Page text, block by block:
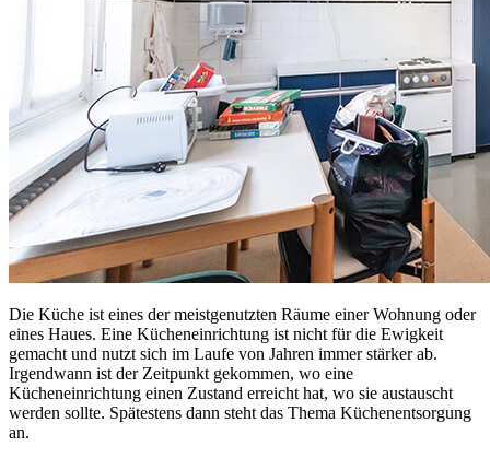
Die Küche ist eines der meistgenutzten Räume einer Wohnung oder
eines Haues. Eine Kücheneinrichtung ist nicht für die Ewigkeit
gemacht und nutzt sich im Laufe von Jahren immer stärker ab.
Irgendwann ist der Zeitpunkt gekommen, wo eine
Kücheneinrichtung einen Zustand erreicht hat, wo sie austauscht
werden sollte. Spätestens dann steht das Thema Küchenentsorgung
an.